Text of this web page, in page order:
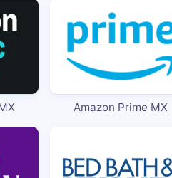
Amazon Prime MX